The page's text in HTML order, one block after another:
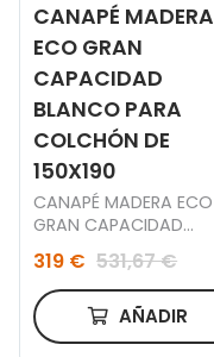
CANAPÉ MADERA
ECO GRAN
CAPACIDAD
BLANCO PARA
COLCHÓN DE
150X190
CANAPÉ MADERA ECO
GRAN CAPACIDAD
(150x190)
319 € 531,67 €
AÑADIR